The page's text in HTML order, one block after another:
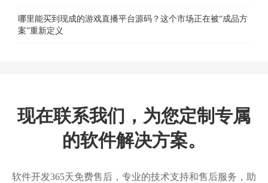
哪里能买到现成的游戏直播平台源码？这个市场正在被“成品方
案”重新定义
现在联系我们，为您定制专属
的软件解决方案。
软件开发365天免费售后，专业的技术支持和售后服务，助